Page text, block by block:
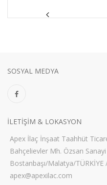
SOSYAL MEDYA
ILETIŞIM & LOKASYON
Apex İlaç İnşaat Taahhüt
Bahçelievler Mh. Özsan
Bostanbaşı/Malatya/
apex@apexilac.com